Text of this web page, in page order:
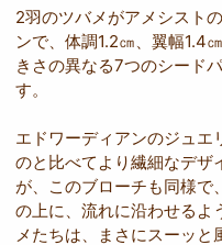
2羽のツバメがアメシスト
ンで、体調1.2㎝、翼幅1.4
きさの異なる7つのシード
す。
エドワーディアンのジュエ
のと比べてより繊細なデザ
が、このブローチも同様で
の上に、流れに沿わせるよ
メたちは、まさにスーッ